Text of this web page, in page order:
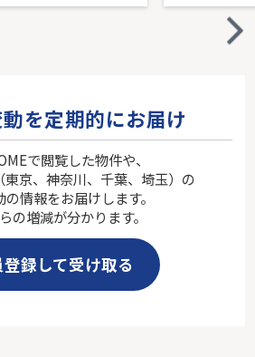
を定期的にお届け
で閲覧した物件や、
東京、神奈川、千葉、埼玉）の
情報をお届けします。
の増減が分かります。
録して受け取る